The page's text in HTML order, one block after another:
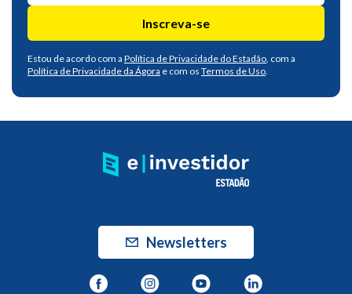
Inscreva-se
Estou de acordo com a Política de Privacidade do Estadão, com a
Política de Privacidade da Ágora e com os Termos de Uso.
Newsletters